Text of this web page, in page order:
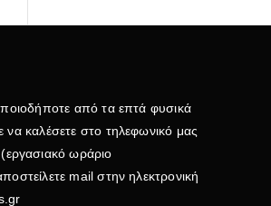
από τα επτά φυσικά
να καλέσετε στο τηλεφωνικό μας
(εργασιακό ωράριο
mail στην ηλεκτρονική